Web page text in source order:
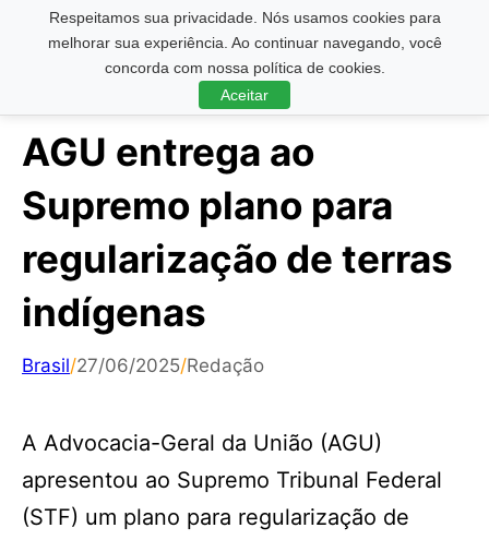
Respeitamos sua privacidade. Nós usamos cookies para
melhorar sua experiência. Ao continuar navegando, você
concorda com nossa política de cookies.
Aceitar
Pesquisar ...
AGU entrega ao
Supremo plano para
regularização de terras
indígenas
Brasil/27/06/2025/Redação
A Advocacia-Geral da União (AGU)
apresentou ao Supremo Tribunal Federal
(STF) um plano para regularização de